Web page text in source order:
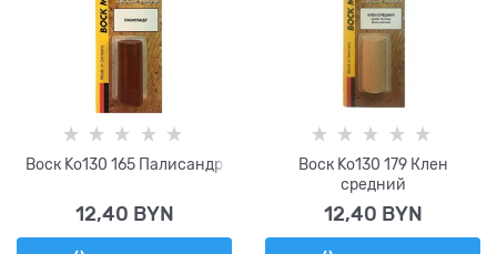
Воск Ko130 165 Палисандр
12,40 BYN
Воск Ko130 179 Клен
средний
12,40 BYN